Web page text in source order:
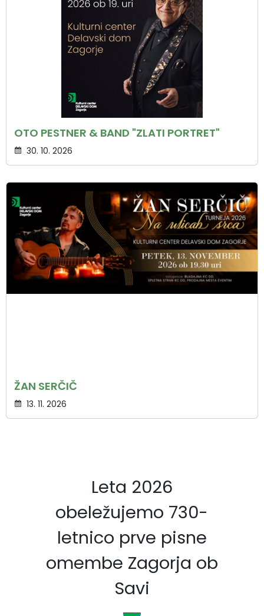
OTO PESTNER & BAND "ZLATI PORTRET"
30. 10. 2026
ŽAN SERČIČ
13. 11. 2026
Leta 2026
obeležujemo 730-
letnico prve pisne
omembe Zagorja ob
Savi